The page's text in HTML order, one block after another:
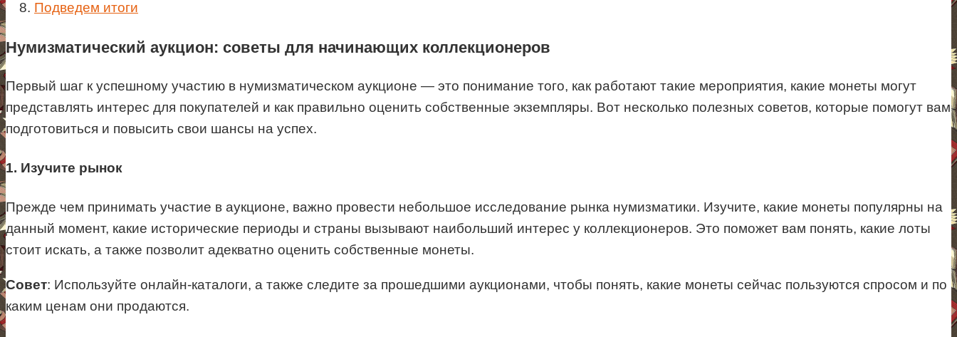
Подведем итоги
Нумизматический аукцион: советы для начинающих коллекционеров
Первый шаг к успешному участию в нумизматическом аукционе — это понимание того, как работают такие мероприятия, какие монеты могут
представлять интерес для покупателей и как правильно оценить собственные экземпляры. Вот несколько полезных советов, которые помогут вам
подготовиться и повысить свои шансы на успех.
1. Изучите рынок
Прежде чем принимать участие в аукционе, важно провести небольшое исследование рынка нумизматики. Изучите, какие монеты популярны на
данный момент, какие исторические периоды и страны вызывают наибольший интерес у коллекционеров. Это поможет вам понять, какие лоты
стоит искать, а также позволит адекватно оценить собственные монеты.
Совет: Используйте онлайн-каталоги, а также следите за прошедшими аукционами, чтобы понять, какие монеты сейчас пользуются спросом и по
каким ценам они продаются.